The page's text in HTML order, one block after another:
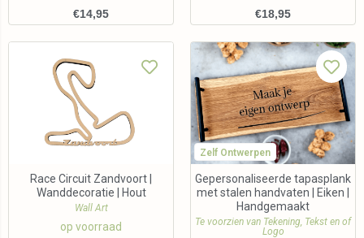
€14,95
€18,95
Race Circuit Zandvoort |
Wanddecoratie | Hout
Wall Art
op voorraad
Zelf Ontwerpen
Gepersonaliseerde tapasplank
met stalen handvaten | Eiken |
Handgemaakt
Te voorzien van Tekening, Tekst en of
Logo